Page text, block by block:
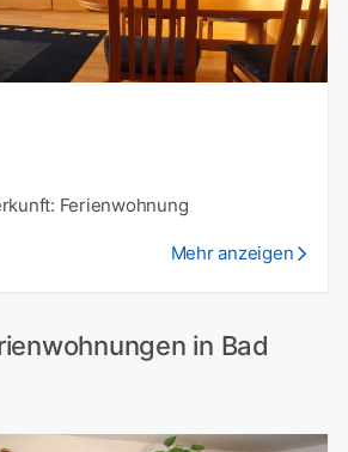
Ferienwohnung
Mehr anzeigen
in Bad